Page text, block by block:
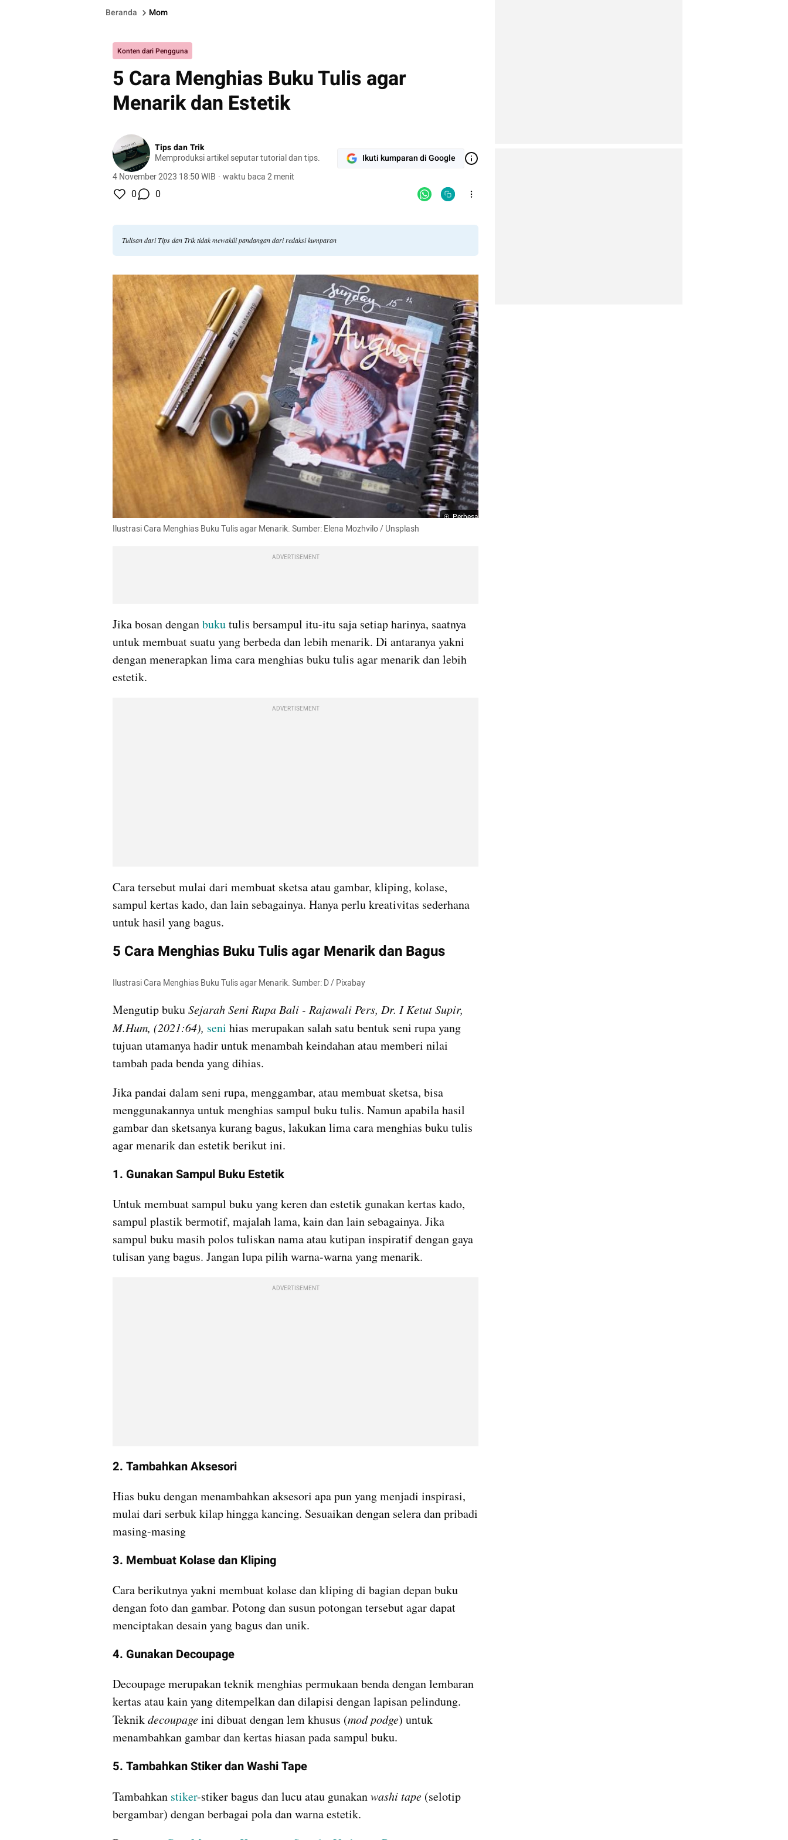
Beranda Mom
Konten dari Pengguna
5 Cara Menghias Buku Tulis agar
Menarik dan Estetik
Tips dan Trik
Memproduksi artikel seputar tutorial dan tips.
4 November 2023 18:50 WIB · waktu baca 2 menit
Ikuti kumparan di Google
0 0
Tulisan dari Tips dan Trik tidak mewakili pandangan dari redaksi kumparan
Perbesar
Ilustrasi Cara Menghias Buku Tulis agar Menarik. Sumber: Elena Mozhvilo / Unsplash
ADVERTISEMENT
Jika bosan dengan buku tulis bersampul itu-itu saja setiap harinya, saatnya
untuk membuat suatu yang berbeda dan lebih menarik. Di antaranya yakni
dengan menerapkan lima cara menghias buku tulis agar menarik dan lebih
estetik.
ADVERTISEMENT
Cara tersebut mulai dari membuat sketsa atau gambar, kliping, kolase,
sampul kertas kado, dan lain sebagainya. Hanya perlu kreativitas sederhana
untuk hasil yang bagus.
5 Cara Menghias Buku Tulis agar Menarik dan Bagus
Ilustrasi Cara Menghias Buku Tulis agar Menarik. Sumber: D / Pixabay
Mengutip buku Sejarah Seni Rupa Bali - Rajawali Pers, Dr. I Ketut Supir,
M.Hum, (2021:64), seni hias merupakan salah satu bentuk seni rupa yang
tujuan utamanya hadir untuk menambah keindahan atau memberi nilai
tambah pada benda yang dihias.
Jika pandai dalam seni rupa, menggambar, atau membuat sketsa, bisa
menggunakannya untuk menghias sampul buku tulis. Namun apabila hasil
gambar dan sketsanya kurang bagus, lakukan lima cara menghias buku tulis
agar menarik dan estetik berikut ini.
1. Gunakan Sampul Buku Estetik
Untuk membuat sampul buku yang keren dan estetik gunakan kertas kado,
sampul plastik bermotif, majalah lama, kain dan lain sebagainya. Jika
sampul buku masih polos tuliskan nama atau kutipan inspiratif dengan gaya
tulisan yang bagus. Jangan lupa pilih warna-warna yang menarik.
ADVERTISEMENT
2. Tambahkan Aksesori
Hias buku dengan menambahkan aksesori apa pun yang menjadi inspirasi,
mulai dari serbuk kilap hingga kancing. Sesuaikan dengan selera dan pribadi
masing-masing
3. Membuat Kolase dan Kliping
Cara berikutnya yakni membuat kolase dan kliping di bagian depan buku
dengan foto dan gambar. Potong dan susun potongan tersebut agar dapat
menciptakan desain yang bagus dan unik.
4. Gunakan Decoupage
Decoupage merupakan teknik menghias permukaan benda dengan lembaran
kertas atau kain yang ditempelkan dan dilapisi dengan lapisan pelindung.
Teknik decoupage ini dibuat dengan lem khusus (mod podge) untuk
menambahkan gambar dan kertas hiasan pada sampul buku.
5. Tambahkan Stiker dan Washi Tape
Tambahkan stiker-stiker bagus dan lucu atau gunakan washi tape (selotip
bergambar) dengan berbagai pola dan warna estetik.